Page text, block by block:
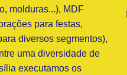
molduras...), MDF
para festas,
diversos segmentos),
uma diversidade de
executamos os